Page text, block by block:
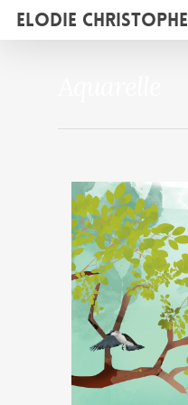
Elodie Christophe